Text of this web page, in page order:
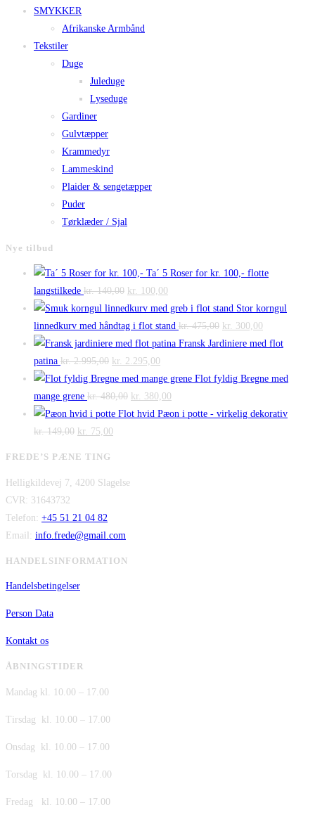
SMYKKER
Afrikanske Armbånd
Tekstiler
Duge
Juleduge
Lyseduge
Gardiner
Gulvtæpper
Krammedyr
Lammeskind
Plaider & sengetæpper
Puder
Tørklæder / Sjal
Nye tilbud
Ta´ 5 Roser for kr. 100,- flotte
langstilkede kr.140,00 Den
oprindelige
pris
var:
kr. 140,00.
kr. 100,00
aktuelle
pris
er:
Stor korngul
linnedkurv med håndtag i flot stand kr.475,00 Den
oprindelige
var:
kr. 300,00
aktuelle
er:
Fransk Jardiniere med flot
patina kr.2.995,00 Den
oprindelige
pris
var:
kr. 2.995,00.
kr. 2.295,00
aktuelle
pris
er:
Flot fyldig Bregne med
mange grene kr.480,00 Den
oprindelige
kr. 380,00
aktuelle
Flot hvid Pæon i potte - virkelig dekorativ
kr.149,00 Den
var:
kr. 75,00
er:
FREDE’S PÆNE TING
Helligkildevej 7, 4200 Slagelse
CVR: 31643732
Telefon: +45 51 21 04 82
Email: info.frede@gmail.com
HANDELSINFORMATION
Handelsbetingelser
Person Data
Kontakt os
ÅBNINGSTIDER
Mandag kl. 10.00 – 17.00
Tirsdag kl. 10.00 – 17.00
Onsdag kl. 10.00 – 17.00
Torsdag kl. 10.00 – 17.00
Fredag kl. 10.00 – 17.00